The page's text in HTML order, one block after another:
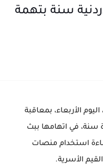
سنة بتهمة
الأربعاء، بمعاقبة
سنة، في اتهامها ببث
استخدام منصات
الأسرية.